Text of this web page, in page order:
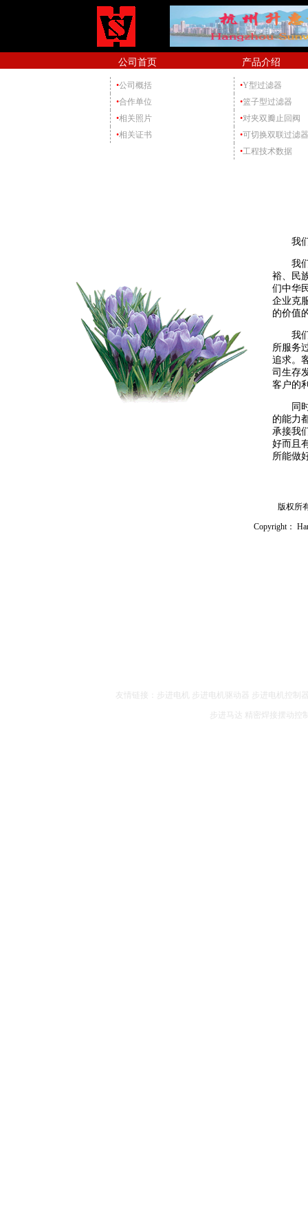
公司首页 产品介绍
•公司概括
•合作单位
•相关照片
•相关证书
•Y型过滤器
•篮子型过滤器
•对夹双瓣止回阀
•可切换双联过滤器
•工程技术数据
我们
我们
裕、民
们中华
企业克
的价值
我们
所服务
追求。
司生存
客户的
同时
的能力
承接我
好而且
所能做
版权所
Copyright：
友情链接： 步进电机 步进电机驱动器 步进电机控制
步进马达 精密焊接摆动控